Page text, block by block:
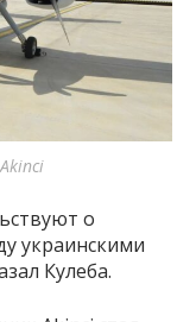
о
украинскими
Кулеба.